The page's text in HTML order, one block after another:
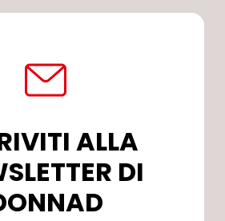
ALLA
DI